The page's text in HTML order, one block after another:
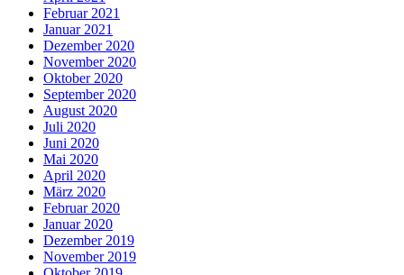
Februar 2021
Januar 2021
Dezember 2020
November 2020
Oktober 2020
September 2020
August 2020
Juli 2020
Juni 2020
Mai 2020
April 2020
März 2020
Februar 2020
Januar 2020
Dezember 2019
November 2019